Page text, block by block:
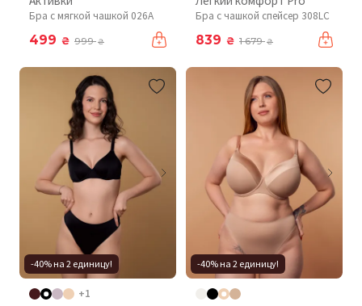
Бра с мягкой чашкой 026A
499 ₴ 999₴
Бра с чашкой спейсер 308LC
839 ₴ 1 679₴
-40% на 2 единицу!
+1
-40% на 2 единицу!